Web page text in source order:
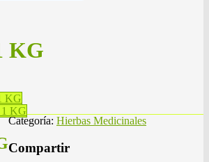
KG
KG
KG
Categoría: Hierbas Medicinales
Compartir